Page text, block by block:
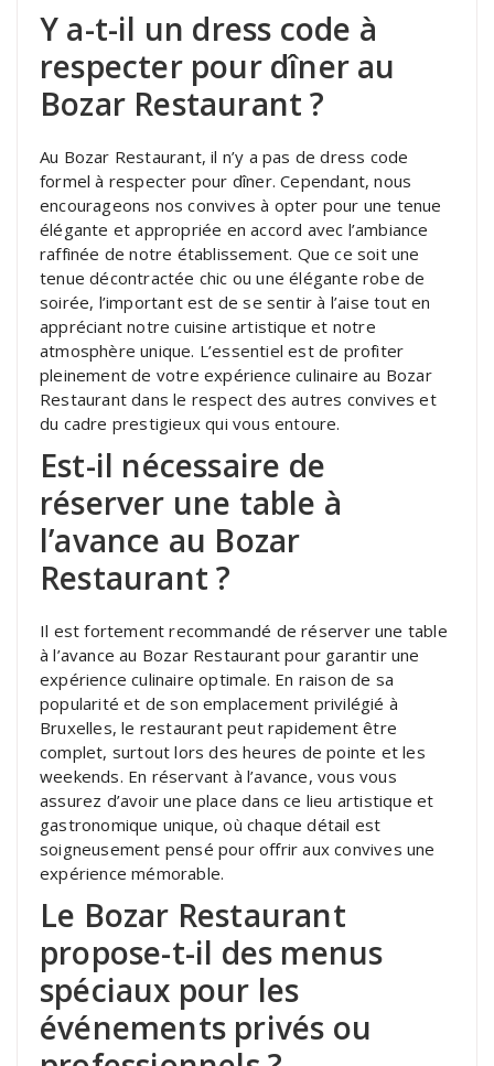
Y a-t-il un dress code à
respecter pour dîner au
Bozar Restaurant ?
Au Bozar Restaurant, il n’y a pas de dress code
formel à respecter pour dîner. Cependant, nous
encourageons nos convives à opter pour une tenue
élégante et appropriée en accord avec l’ambiance
raffinée de notre établissement. Que ce soit une
tenue décontractée chic ou une élégante robe de
soirée, l’important est de se sentir à l’aise tout en
appréciant notre cuisine artistique et notre
atmosphère unique. L’essentiel est de profiter
pleinement de votre expérience culinaire au Bozar
Restaurant dans le respect des autres convives et
du cadre prestigieux qui vous entoure.
Est-il nécessaire de
réserver une table à
l’avance au Bozar
Restaurant ?
Il est fortement recommandé de réserver une table
à l’avance au Bozar Restaurant pour garantir une
expérience culinaire optimale. En raison de sa
popularité et de son emplacement privilégié à
Bruxelles, le restaurant peut rapidement être
complet, surtout lors des heures de pointe et les
weekends. En réservant à l’avance, vous vous
assurez d’avoir une place dans ce lieu artistique et
gastronomique unique, où chaque détail est
soigneusement pensé pour offrir aux convives une
expérience mémorable.
Le Bozar Restaurant
propose-t-il des menus
spéciaux pour les
événements privés ou